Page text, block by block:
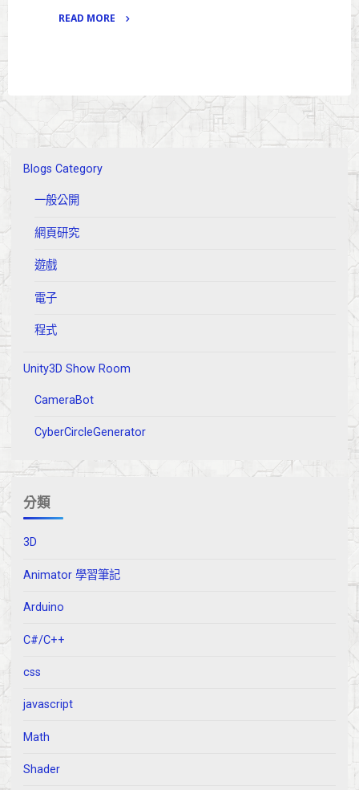
READ MORE
發
記
Locomotion,
被
移
Blogs Category
一般公開
網頁研究
遊戲
電子
程式
Unity3D Show Room
CameraBot
CyberCircleGenerator
分類
3D
Animator 學習筆記
Arduino
C#/C++
css
javascript
Math
Shader